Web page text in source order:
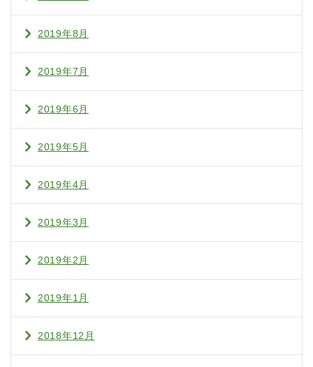
2019年8月
2019年7月
2019年6月
2019年5月
2019年4月
2019年3月
2019年2月
2019年1月
2018年12月